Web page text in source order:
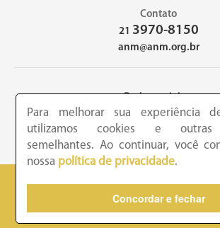
Contato
21 3970-8150
anm@anm.org.br
Redes sociais
2026 - Academia Nacional de Medicina -
direitos reservados
Para melhorar sua experiência
utilizamos cookies e outras
semelhantes. Ao continuar, você
nossa política de privacidade.
Concordar e fechar